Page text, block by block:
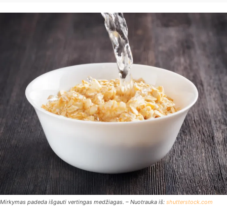
Mirkymas padeda išgauti vertingas medžiagas. – Nuotrauka iš: shutterstock.com